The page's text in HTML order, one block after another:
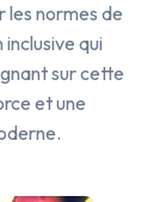
les normes de
qui
sur cette
et une